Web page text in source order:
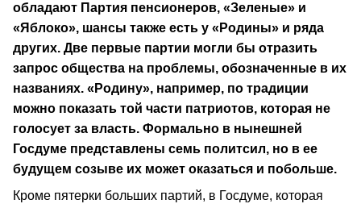
обладают Партия пенсионеров, «Зеленые» и
«Яблоко», шансы также есть у «Родины» и ряда
других. Две первые партии могли бы отразить
запрос общества на проблемы, обозначенные в их
названиях. «Родину», например, по традиции
можно показать той части патриотов, которая не
голосует за власть. Формально в нынешней
Госдуме представлены семь политсил, но в ее
будущем созыве их может оказаться и побольше.
Кроме пятерки больших партий, в Госдуме, которая